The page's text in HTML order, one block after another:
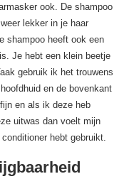
ook. De shampoo
lekker in je haar
shampoo heeft ook een
Je hebt een klein beetje
gebruik ik het trouwens
en de bovenkant
en als ik deze heb
uitwas dan voelt mijn
hebt gebruikt.